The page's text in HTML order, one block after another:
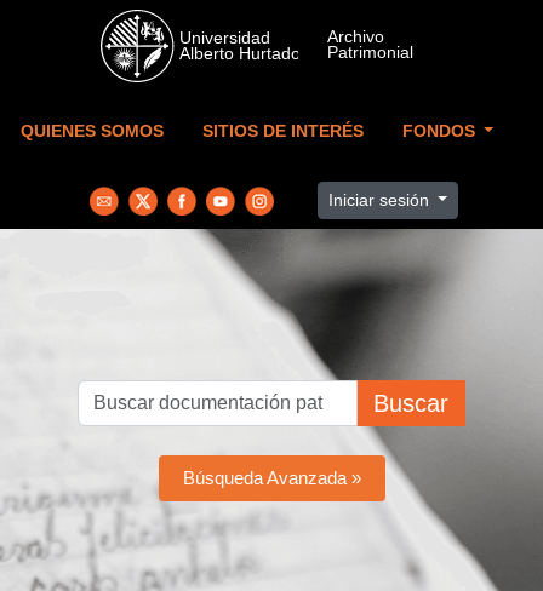
Skip to main content
QUIENES SOMOS SITIOS DE INTERÉS FONDOS
Iniciar sesión
Buscar
Búsqueda Avanzada »